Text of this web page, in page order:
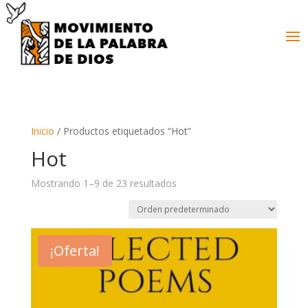
Inicio / Productos etiquetados “Hot”
Hot
Mostrando 1–9 de 23 resultados
¡Oferta!